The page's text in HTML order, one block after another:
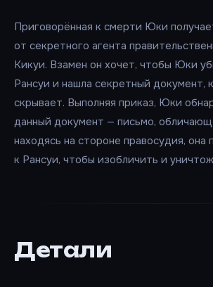
Приговорённая к смерти Юки
от секретного агента
Кикуи. Взамен он хочет, чтобы Юки
Рансуи и нашла секретный документ,
скрывает. Выполняя приказ, Юки
данный документ — письмо,
находясь на стороне правосудия, она
к Рансуи, чтобы изобличить и
Детали